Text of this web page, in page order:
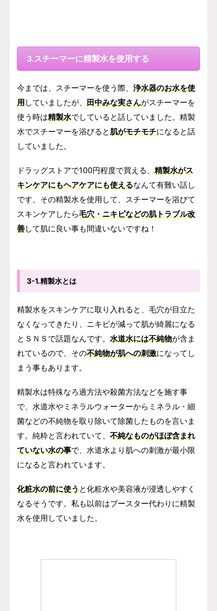
3.スチーマーに精製水を使用する
今までは、スチーマーを使う際、 浄水器のお水を使
用していましたが、 田中みな実さんがスチーマーを
使う時は精製水でしていると話していました。 精製
水でスチーマーを浴びると肌がモチモチになると話
していました。
ドラッグストアで100円程度で買える、 精製水がス
キンケアにもヘアケアにも使えるなんて有難い話し
です。 その精製水を使用して、スチーマーを浴びて
スキンケアしたら毛穴・ニキビなどの肌トラブル改
善して肌に良い事も間違いないですね！
3-1.精製水とは
精製水をスキンケアに取り入れると、毛穴が目立た
なくなってきたり、ニキビが減って肌が綺麗になる
とＳＮＳで話題なんです。 水道水には不純物が含ま
れているので、その不純物が肌への刺激になってし
まう事もあります。
精製水は特殊なろ過方法や殺菌方法などを施す事
で、水道水やミネラルウォーターからミネラル・細
菌などの不純物を取り除いて除菌したものを言いま
す。 純粋と言われていて、 不純なものがほぼ含まれ
ていない水の事で、 水道水より肌への刺激が最小限
になると言われています。
化粧水の前に使うと化粧水や美容液が浸透しやすく
なるそうです。 私も以前はブースター代わりに精製
水を使用していました。